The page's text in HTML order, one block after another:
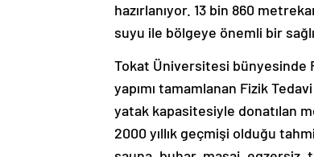
hazırlanıyor. 13 bin 860
suyu ile bölgeye önemli bir
Tokat Üniversitesi bünyesinde
yapımı tamamlanan Fizik
yatak kapasitesiyle donatılan
2000 yıllık geçmişi olduğu